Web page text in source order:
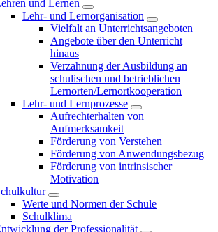
und Lernen
Lehr- und Lernorganisation
Vielfalt an Unterrichtsangeboten
Angebote über den Unterricht
hinaus
Verzahnung der Ausbildung an
schulischen und betrieblichen
Lernorten/Lernortkooperation
Lehr- und Lernprozesse
Aufrechterhalten von
Aufmerksamkeit
Förderung von Verstehen
Förderung von Anwendungsbezug
Förderung von intrinsischer
Motivation
Werte und Normen der Schule
Schulklima
der Professionalität